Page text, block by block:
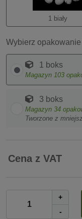
1 biały
Wybierz opakowanie
1 boks
Magazyn 103
3 boks
Magazyn 34
Tworzone z
Cena z VAT
+
-